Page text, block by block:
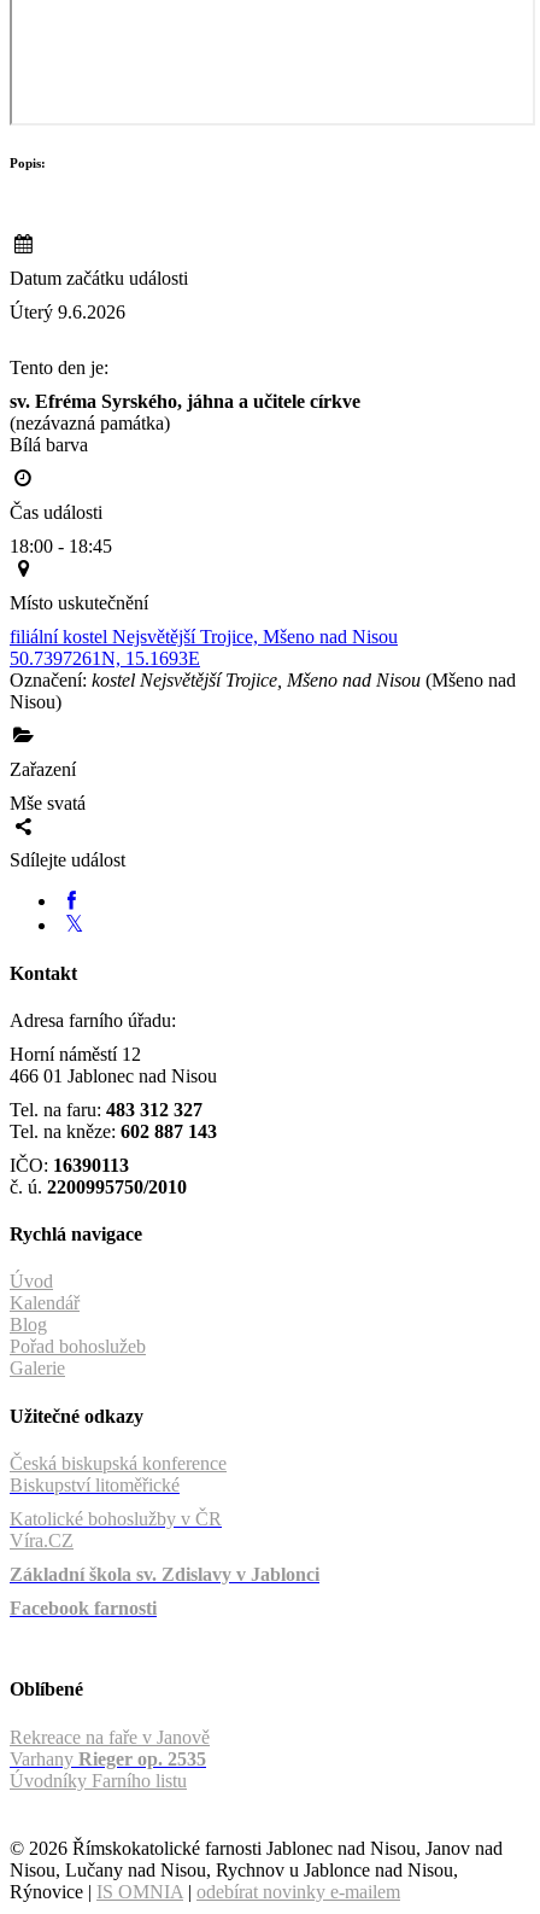
Popis:
Datum začátku události
Úterý 9.6.2026
Tento den je:
sv. Efréma Syrského, jáhna a učitele církve
(nezávazná památka)
Bílá barva
Čas události
18:00 - 18:45
Místo uskutečnění
filiální kostel Nejsvětější Trojice, Mšeno nad Nisou
50.7397261N, 15.1693E
Označení: kostel Nejsvětější Trojice, Mšeno nad Nisou (Mšeno nad
Nisou)
Zařazení
Mše svatá
Sdílejte událost
Kontakt
Adresa farního úřadu:
Horní náměstí 12
466 01 Jablonec nad Nisou
Tel. na faru: 483 312 327
Tel. na kněze: 602 887 143
IČO: 16390113
č. ú. 2200995750/2010
Rychlá navigace
Úvod
Kalendář
Blog
Pořad bohoslužeb
Galerie
Užitečné odkazy
Česká biskupská konference
Biskupství litoměřické
Katolické bohoslužby v ČR
Víra.CZ
Základní škola sv. Zdislavy v Jablonci
Facebook farnosti
Oblíbené
Rekreace na faře v Janově
Varhany Rieger op. 2535
Úvodníky Farního listu
© 2026 Římskokatolické farnosti Jablonec nad Nisou, Janov nad
Nisou, Lučany nad Nisou, Rychnov u Jablonce nad Nisou,
Rýnovice | IS OMNIA | odebírat novinky e-mailem